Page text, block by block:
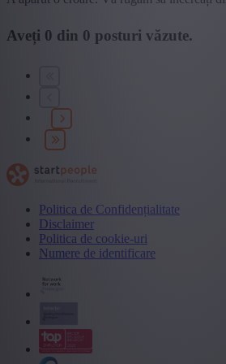
Aveți 0 din 0 posturi văzute.
Politica de Confidențialitate
Disclaimer
Politica de cookie-uri
Numere de identificare